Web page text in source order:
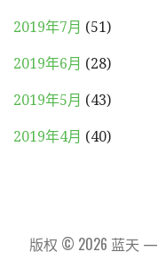
2019年7月 (51)
2019年6月 (28)
2019年5月 (43)
2019年4月 (40)
版权 © 2026 蓝天